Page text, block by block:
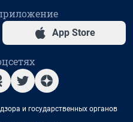
App Store
и государственных органов